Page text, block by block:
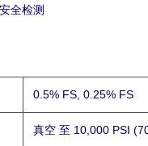
安全检测
0.5% FS, 0.25% FS
真空 至 10,000 PSI